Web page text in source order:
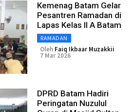
Kemenag Batam Gelar
Pesantren Ramadan di
Lapas Kelas II A Batam
RAMADAN
Oleh Faiq Ikbaar Muzakkii
7 Mar 2026
DPRD Batam Hadiri
Peringatan Nuzulul